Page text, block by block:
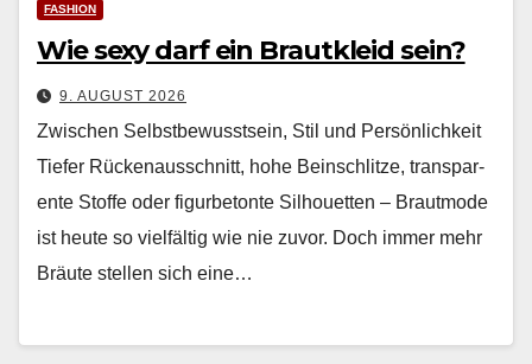
FASHION
Wie sexy darf ein Brautkleid sein?
9. AUGUST 2026
Zwischen Selbstbewusstsein, Stil und Persönlichkeit
Tiefer Rück­e­nauss­chnitt, hohe Bein­schlitze, trans­par­
ente Stoffe oder fig­urbe­tonte Sil­hou­et­ten – Braut­mode
ist heute so vielfältig wie nie zuvor. Doch immer mehr
Bräute stellen sich eine…